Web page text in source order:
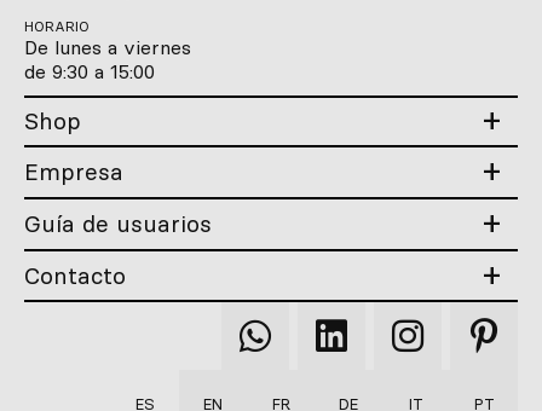
HORARIO
De lunes a viernes
de 9:30 a 15:00
Shop
Empresa
Guía de usuarios
Contacto
Qooqer
WhatsApp
Qooqer
Linkedin
Qooqer
Instagram
Qooqer
ES EN FR DE IT PT